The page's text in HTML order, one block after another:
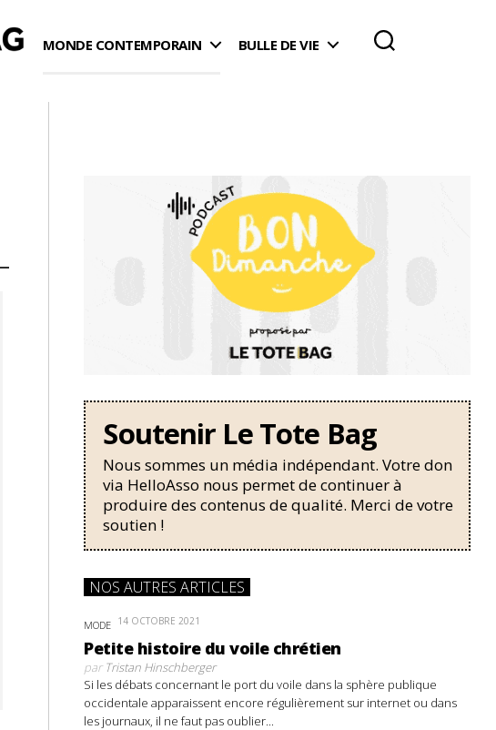
MONDE CONTEMPORAIN BULLE DE VIE
Soutenir Le Tote Bag
Nous sommes un média indépendant. Votre don
via HelloAsso nous permet de continuer à
produire des contenus de qualité. Merci de votre
soutien !
NOS AUTRES ARTICLES
MODE 14 OCTOBRE 2021
Petite histoire du voile chrétien
parTristan Hinschberger
Si les débats concernant le port du voile dans la sphère publique
occidentale apparaissent encore régulièrement sur internet ou dans
les journaux, il ne faut pas oublier...